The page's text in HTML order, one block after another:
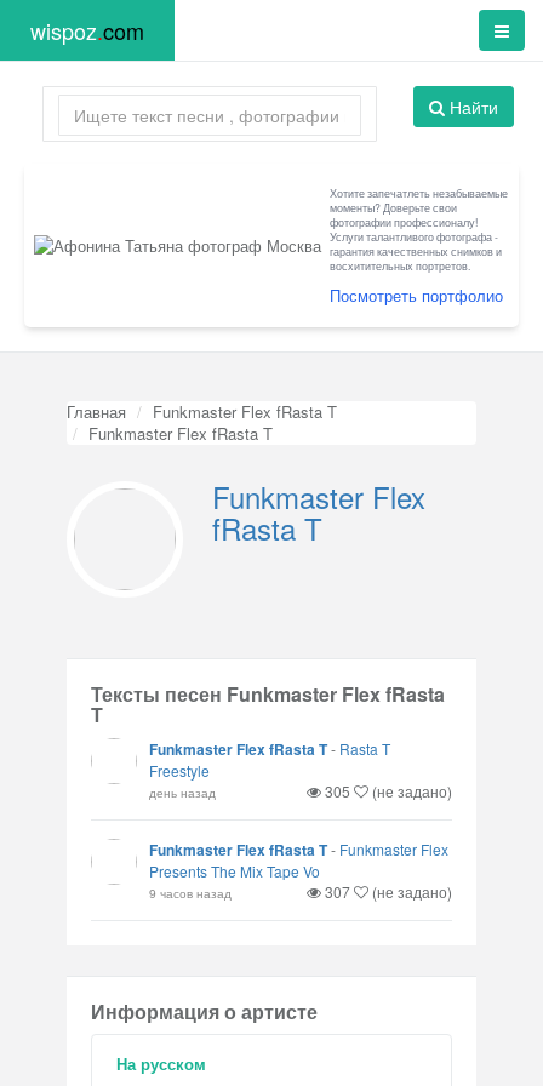
wispoz.com
Найти
Хотите запечатлеть незабываемые
моменты? Доверьте свои
фотографии профессионалу!
Услуги талантливого фотографа -
гарантия качественных снимков и
восхитительных портретов.
Посмотреть портфолио
Главная
Funkmaster Flex fRasta T
Funkmaster Flex fRasta T
Funkmaster Flex
fRasta T
Тексты песен Funkmaster Flex fRasta
T
Funkmaster Flex fRasta T- Rasta T
Freestyle
день назад 305 (не задано)
Funkmaster Flex fRasta T- Funkmaster Flex
Presents The Mix Tape Vo
9 часов назад 307 (не задано)
Информация о артисте
На русском